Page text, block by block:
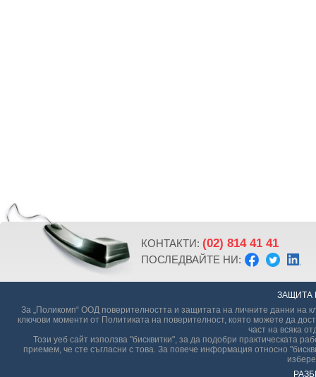
ЗАЩИТА
За „Поликомп“ ООД поверителността и защитата на личните данни на
ключови моменти от Политиката на поверителност, която можете да
част на всяка
Този уеб сайт използва "бисквитки", за да подобри практическата
приемем, че сте съгласни с това. За повече информация относно
КОНТАКТИ: (02) 814 41 41
ПОСЛЕДВАЙТЕ НИ: